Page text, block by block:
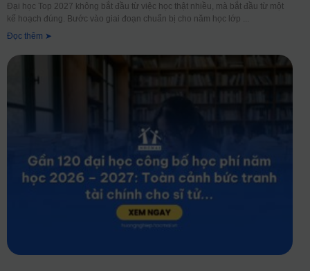
Đại học Top 2027 không bắt đầu từ việc học thật nhiều, mà bắt đầu từ một
kế hoạch đúng. Bước vào giai đoạn chuẩn bị cho năm học lớp
Đọc thêm ➤